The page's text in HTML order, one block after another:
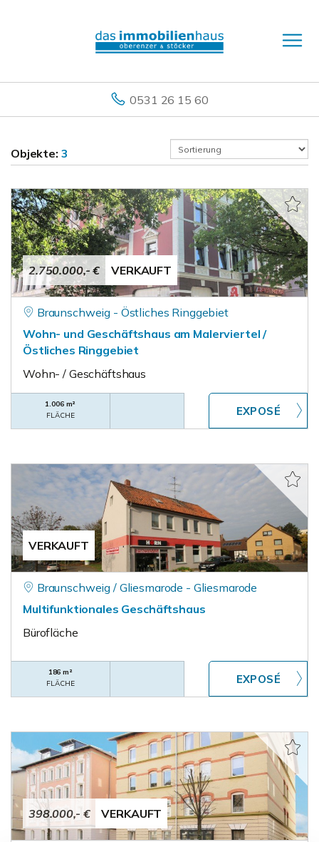
0531 26 15 60
Objekte: 3
2.750.000,- € VERKAUFT
Braunschweig - Östliches Ringgebiet
Wohn- und Geschäftshaus am Malerviertel /
Östliches Ringgebiet
Wohn- / Geschäftshaus
1.006 m²
FLÄCHE
VERKAUFT
Braunschweig / Gliesmarode - Gliesmarode
Multifunktionales Geschäftshaus
Bürofläche
186 m²
FLÄCHE
398.000,- € VERKAUFT